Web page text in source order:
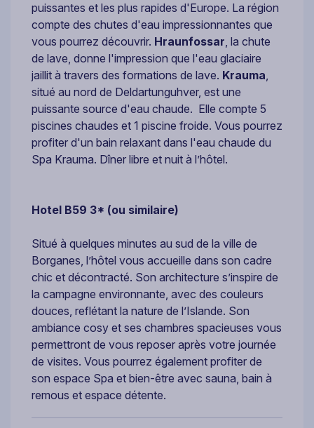
puissantes et les plus rapides d'Europe. La région
compte des chutes d'eau impressionnantes que
vous pourrez découvrir. Hraunfossar, la chute
de lave, donne l'impression que l'eau glaciaire
jaillit à travers des formations de lave. Krauma,
situé au nord de Deldartunguhver, est une
puissante source d'eau chaude. Elle compte 5
piscines chaudes et 1 piscine froide. Vous pourrez
profiter d'un bain relaxant dans l'eau chaude du
Spa Krauma. Dîner libre et nuit à l’hôtel.
Hotel B59 3* (ou similaire)
Situé à quelques minutes au sud de la ville de
Borganes, l’hôtel vous accueille dans son cadre
chic et décontracté. Son architecture s’inspire de
la campagne environnante, avec des couleurs
douces, reflétant la nature de l’Islande. Son
ambiance cosy et ses chambres spacieuses vous
permettront de vous reposer après votre journée
de visites. Vous pourrez également profiter de
son espace Spa et bien-être avec sauna, bain à
remous et espace détente.